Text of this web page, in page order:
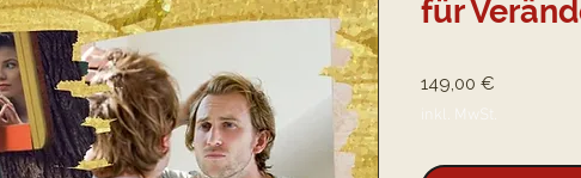
für
149,00 €
inkl. MwSt.